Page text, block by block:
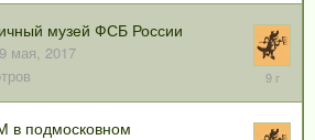
2012
музей ФСБ России
мая, 2017
31
2017
в подмосковном